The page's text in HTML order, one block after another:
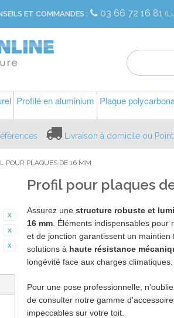
ET COMMANDES : 03 66 72 16 81
Profilé en aluminium Plaque
Livraison à domicile ou
POUR PLAQUES DE 16 MM
Profil pour plaques
Assurez une structure robuste et
16 mm . Éléments indispensables
et de jonction garantissent un
solutions à haute résistance
longévité face aux charges climatiques.
Pour une pose professionnelle,
de consulter notre gamme
impeccables sur votre toit.